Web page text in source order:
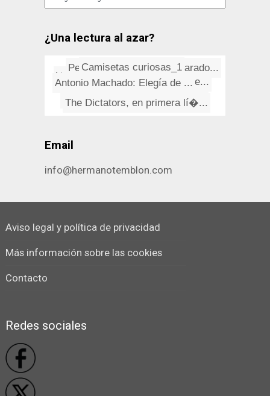
¿Una lectura al azar?
iCosillas
Tenacious D: Rize Of The Fenix
Refranes españoles
Vicente Aleixandre: "Entre dos...
Novedades en Safari 3
Añadir espacios al dock en Le...
The Dictators, en primera lí�...
Pequeño Diccionario de Parado...
Camisetas curiosas_1
Antonio Machado: Elegí­a de ...
Email
info@hermanotemblon.com
Aviso legal y política de privacidad
Más información sobre las cookies
Contacto
Redes sociales